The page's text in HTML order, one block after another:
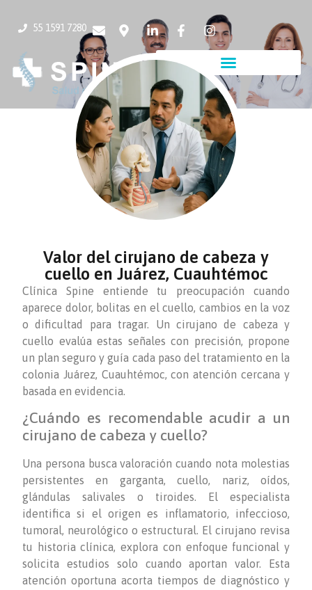
55 1591 7280
Valor del cirujano de cabeza y
cuello en Juárez, Cuauhtémoc
Clínica Spine entiende tu preocupación cuando
aparece dolor, bolitas en el cuello, cambios en la voz
o dificultad para tragar. Un cirujano de cabeza y
cuello evalúa estas señales con precisión, propone
un plan seguro y guía cada paso del tratamiento en la
colonia Juárez, Cuauhtémoc, con atención cercana y
basada en evidencia.
¿Cuándo es recomendable acudir a un
cirujano de cabeza y cuello?
Una persona busca valoración cuando nota molestias
persistentes en garganta, cuello, nariz, oídos,
glándulas salivales o tiroides. El especialista
identifica si el origen es inflamatorio, infeccioso,
tumoral, neurológico o estructural. El cirujano revisa
tu historia clínica, explora con enfoque funcional y
solicita estudios solo cuando aportan valor. Esta
atención oportuna acorta tiempos de diagnóstico y